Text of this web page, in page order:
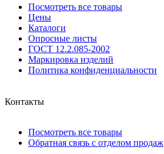
Посмотреть все товары
Цены
Каталоги
Опросные листы
ГОСТ 12.2.085-2002
Маркировка изделий
Политика конфиденциальности
Контакты
Посмотреть все товары
Обратная связь с отделом продаж